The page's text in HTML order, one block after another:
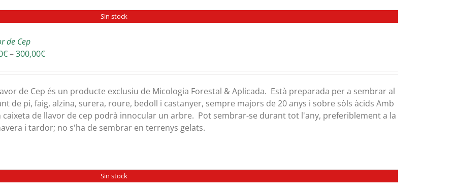
Sin stock
de Cep
€–300,00€Interval
30,00€
a
300,00€
de Cep és un producte exclusiu de Micologia Forestal & Aplicada. Està preparada per a sembrar al
de pi, faig, alzina, surera, roure, bedoll i castanyer, sempre majors de 20 anys i sobre sòls àcids Amb
caixeta de llavor de cep podrà innocular un arbre. Pot sembrar-se durant tot l'any, preferiblement a la
i tardor; no s'ha de sembrar en terrenys gelats.
Sin stock